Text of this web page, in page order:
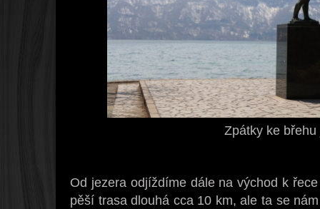
Zpátky ke břehu
Od jezera odjíždíme dále na východ k
pěší trasa dlouhá cca 10 km, ale ta se